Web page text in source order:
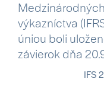
výkazníctva
úniou boli
závierok dňa
IFS